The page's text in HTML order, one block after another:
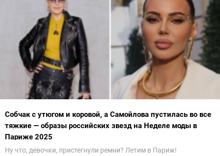
Собчак с утюгом и коровой, а Самойлова пустилась во все
тяжкие — образы российских звезд на Неделе моды в
Париже 2025
Ну что, девочки, пристегнули ремни? Летим в Париж!